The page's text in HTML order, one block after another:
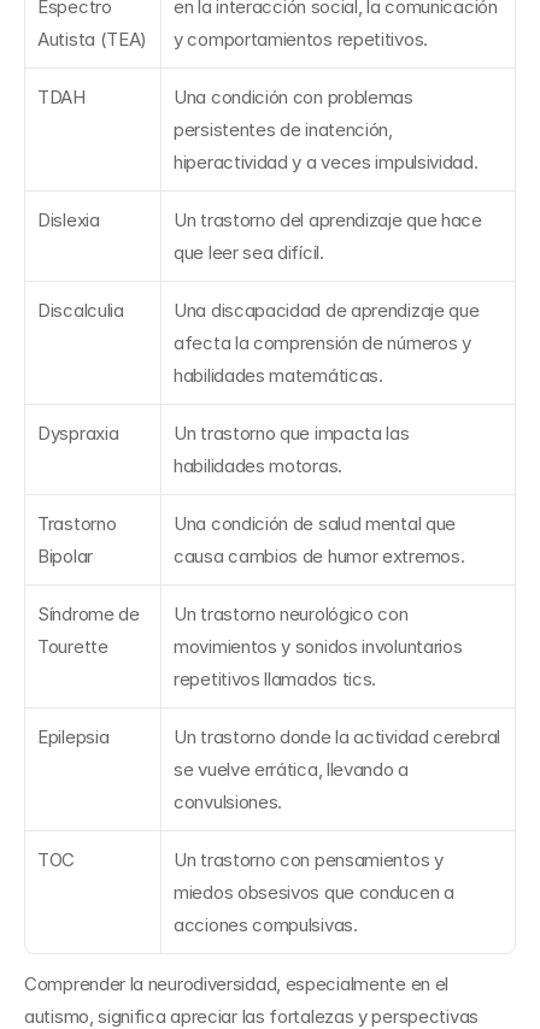
Espectro
Autista (TEA)
en la interacción social, la comunicación
y comportamientos repetitivos.
TDAH
Una condición con problemas
persistentes de inatención,
hiperactividad y a veces impulsividad.
Dislexia
Un trastorno del aprendizaje que hace
que leer sea difícil.
Discalculia
Una discapacidad de aprendizaje que
afecta la comprensión de números y
habilidades matemáticas.
Dyspraxia
Un trastorno que impacta las
habilidades motoras.
Trastorno
Bipolar
Una condición de salud mental que
causa cambios de humor extremos.
Síndrome de
Tourette
Un trastorno neurológico con
movimientos y sonidos involuntarios
repetitivos llamados tics.
Epilepsia
Un trastorno donde la actividad cerebral
se vuelve errática, llevando a
convulsiones.
TOC
Un trastorno con pensamientos y
miedos obsesivos que conducen a
acciones compulsivas.
Comprender la neurodiversidad, especialmente en el
autismo, significa apreciar las fortalezas y perspectivas